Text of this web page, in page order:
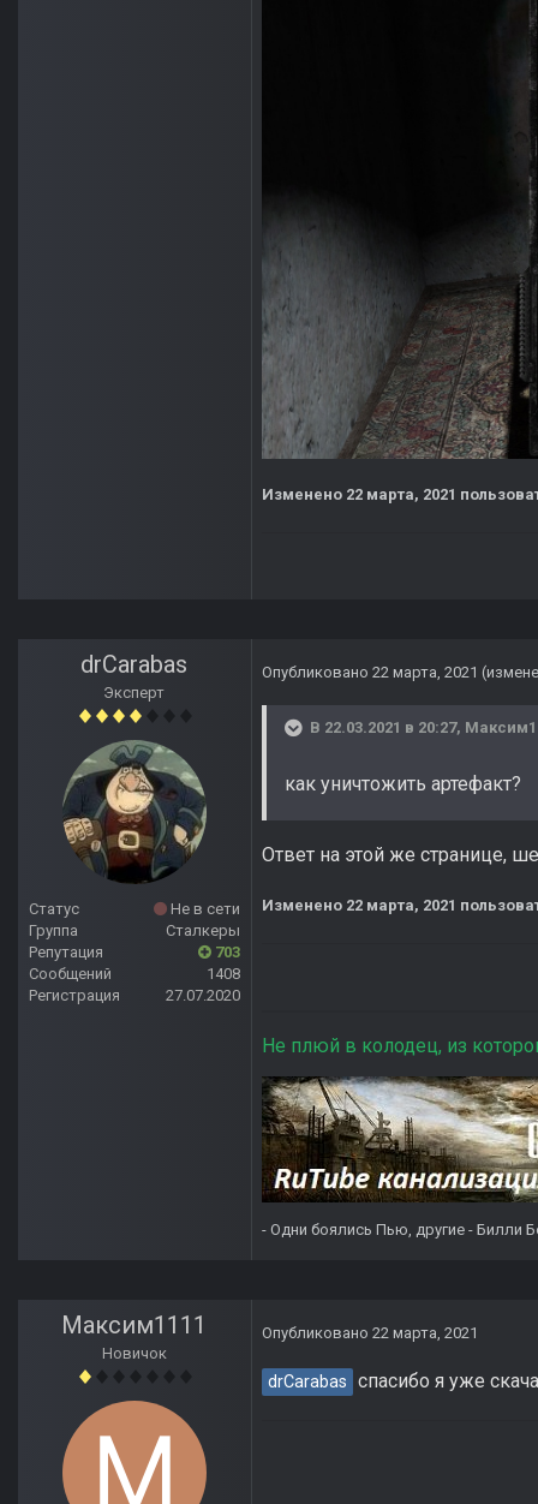
Изменено 22 марта, 2021
drCarabas
Эксперт
Статус
Не в сети
Группа
Сталкеры
Репутация
703
Сообщений
1408
Регистрация
27.07.2020
Опубликовано 22 марта, 2021
В 22.03.2021 в 20:27,
как уничтожить артефакт?
Ответ на этой же странице,
Изменено 22 марта, 2021
Не плюй в колодец, из
- Одни боялись Пью, другие - Билли
Максим1111
Новичок
Опубликовано 22 марта, 2021
drCarabas спасибо я уже